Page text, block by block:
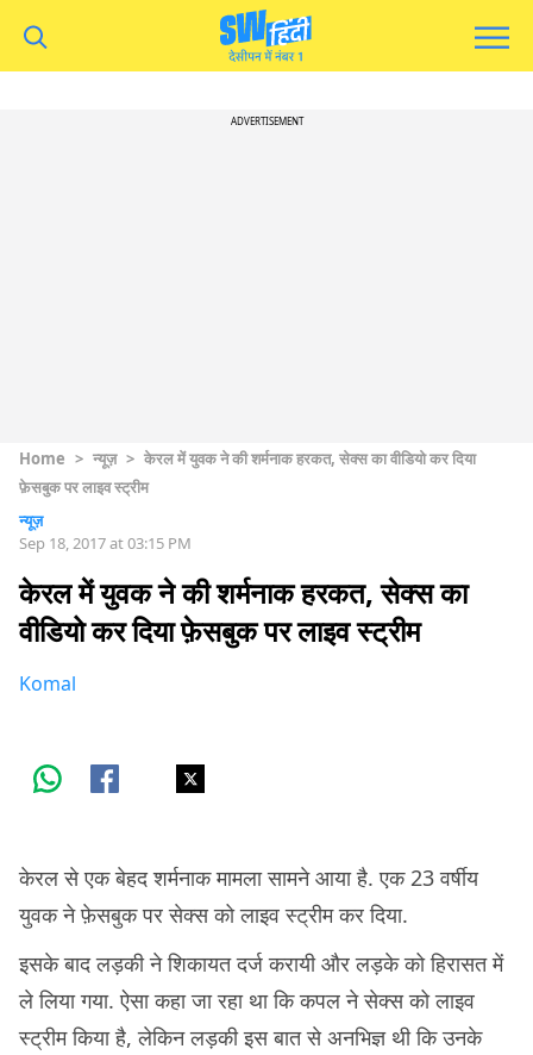
ADVERTISEMENT
Home > न्यूज़ > केरल में युवक ने की शर्मनाक हरकत, सेक्स का वीडियो कर दिया
फ़ेसबुक पर लाइव स्ट्रीम
न्यूज़
Sep 18, 2017 at 03:15 PM
केरल में युवक ने की शर्मनाक हरकत, सेक्स का
वीडियो कर दिया फ़ेसबुक पर लाइव स्ट्रीम
Komal
केरल से एक बेहद शर्मनाक मामला सामने आया है. एक 23 वर्षीय
युवक ने फ़ेसबुक पर सेक्स को लाइव स्ट्रीम कर दिया.
इसके बाद लड़की ने शिकायत दर्ज करायी और लड़के को हिरासत में
ले लिया गया. ऐसा कहा जा रहा था कि कपल ने सेक्स को लाइव
स्ट्रीम किया है, लेकिन लड़की इस बात से अनभिज्ञ थी कि उनके